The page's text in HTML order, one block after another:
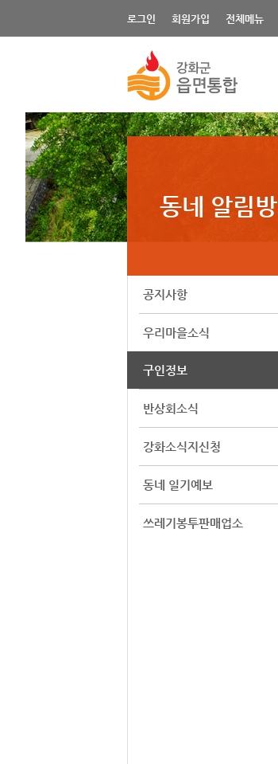
로그인 회원가입 전체메뉴
동네 알림방
공지사항
우리마을소식
구인정보
반상회소식
강화소식지신청
동네 일기예보
쓰레기봉투판매업소